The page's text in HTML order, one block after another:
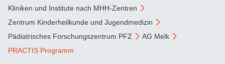
Kliniken und Institute nach MHH-Zentren
Zentrum Kinderheilkunde und Jugendmedizin
Pädiatrisches Forschungszentrum PFZ
AG Melk
PRACTIS Programm